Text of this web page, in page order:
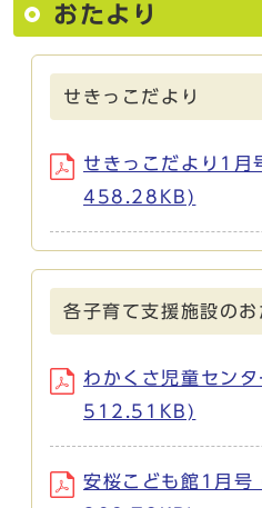
おたより
せきっこだより
せきっこだより1月
458.28KB)
各子育て支援施設のお
わかくさ児童セン
512.51KB)
安桜こども館1月号